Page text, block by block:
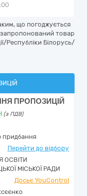
що погоджується
товар
Республіки Білорусь/
ПРОПОЗИЦІЙ
(з ПДВ)
придбання
Перейти до відбору
ОСВІТИ
МІСЬКОЇ РАДИ
Досьє YouControl